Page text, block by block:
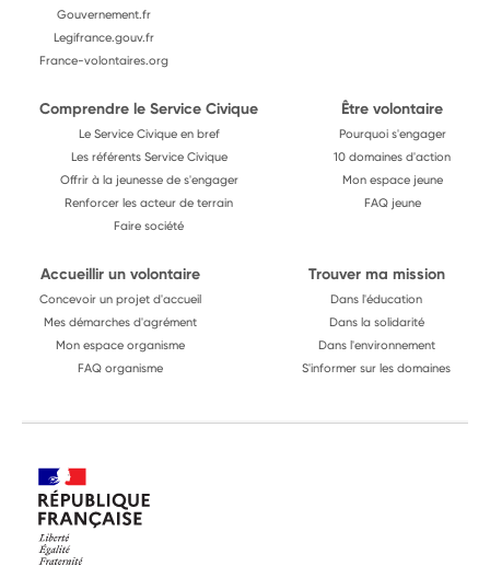
Gouvernement.fr
Legifrance.gouv.fr
France-volontaires.org
Comprendre le Service Civique
Le Service Civique en bref
Les référents Service Civique
Offrir à la jeunesse de s'engager
Renforcer les acteur de terrain
Faire société
Être volontaire
Pourquoi s'engager
10 domaines d'action
Mon espace jeune
FAQ jeune
Accueillir un volontaire
Concevoir un projet d'accueil
Mes démarches d'agrément
Mon espace organisme
FAQ organisme
Trouver ma mission
Dans l'éducation
Dans la solidarité
Dans l'environnement
S'informer sur les domaines